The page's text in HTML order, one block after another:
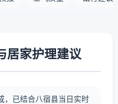
居家护理建议
，已结合八宿县当日实时